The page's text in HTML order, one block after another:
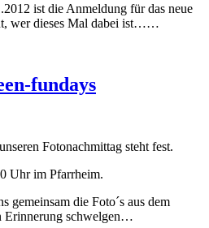
ist die Anmeldung für das neue
wer dieses Mal dabei ist……
fundays
Fotonachmittag steht fest.
Uhr im Pfarrheim.
gemeinsam die Foto´s aus dem
Erinnerung schwelgen…